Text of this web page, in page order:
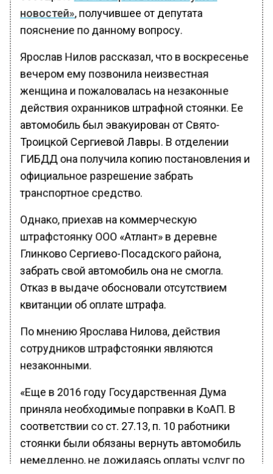
новостей» , получившее от депутата
пояснение по данному вопросу.
Ярослав Нилов рассказал, что в воскресенье
вечером ему позвонила неизвестная
женщина и пожаловалась на незаконные
действия охранников штрафной стоянки. Ее
автомобиль был эвакуирован от Свято-
Троицкой Сергиевой Лавры. В отделении
ГИБДД она получила копию постановления и
официальное разрешение забрать
транспортное средство.
Однако, приехав на коммерческую
штрафстоянку ООО «Атлант» в деревне
Глинково Сергиево-Посадского района,
забрать свой автомобиль она не смогла.
Отказ в выдаче обосновали отсутствием
квитанции об оплате штрафа.
По мнению Ярослава Нилова, действия
сотрудников штрафстоянки являются
незаконными.
«Еще в 2016 году Государственная Дума
приняла необходимые поправки в КоАП. В
соответствии со ст. 27.13, п. 10 работники
стоянки были обязаны вернуть автомобиль
немедленно, не дожидаясь оплаты услуг по